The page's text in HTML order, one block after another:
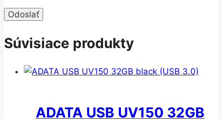
Súvisiace produkty
ADATA USB UV150 32GB